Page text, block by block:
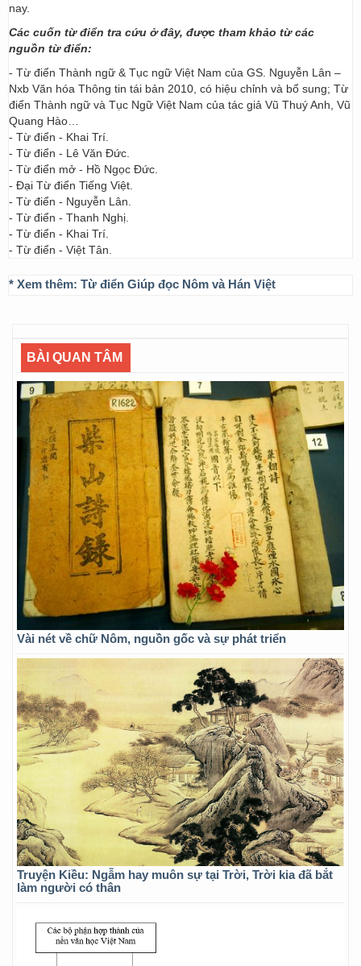
nay.
Các cuốn từ điển tra cứu ở đây, được tham khảo từ các
nguồn từ điển:
- Từ điển Thành ngữ & Tục ngữ Việt Nam của GS. Nguyễn Lân –
Nxb Văn hóa Thông tin tái bản 2010, có hiệu chỉnh và bổ sung; Từ
điển Thành ngữ và Tục Ngữ Việt Nam của tác giả Vũ Thuý Anh, Vũ
Quang Hào…
- Từ điển - Khai Trí.
- Từ điển - Lê Văn Đức.
- Từ điển mở - Hồ Ngọc Đức.
- Đại Từ điển Tiếng Việt.
- Từ điển - Nguyễn Lân.
- Từ điển - Thanh Nghị.
- Từ điển - Khai Trí.
- Từ điển - Việt Tân.
* Xem thêm: Từ điển Giúp đọc Nôm và Hán Việt
BÀI QUAN TÂM
Vài nét về chữ Nôm, nguồn gốc và sự phát triển
Truyện Kiều: Ngẫm hay muôn sự tại Trời, Trời kia đã bắt
làm người có thân